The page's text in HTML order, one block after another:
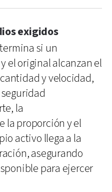
exigidos
si un
el original alcanzan el
y velocidad,
la
la proporción y el
activo llega a la
asegurando
para ejercer